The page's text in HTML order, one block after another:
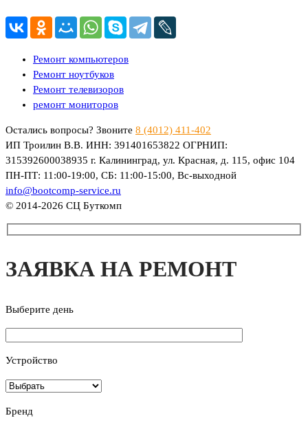
Ремонт компьютеров
Ремонт ноутбуков
Ремонт телевизоров
ремонт мониторов
Остались вопросы? Звоните 8 (4012) 411-402
ИП Троилин В.В. ИНН: 391401653822 ОГРНИП:
315392600038935 г. Калининград, ул. Красная, д. 115, офис 104
ПН-ПТ: 11:00-19:00, СБ: 11:00-15:00, Вс-выходной
info@bootcomp-service.ru
© 2014-2026 СЦ Буткомп
ЗАЯВКА НА РЕМОНТ
Выберите день
Устройство
Бренд